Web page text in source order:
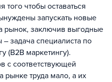
того чтобы оставаться
запускать новые
рынок, заключив выгодные
задача специалиста по
(B2B маркетингу).
с соответствующей
рынке труда мало, а их